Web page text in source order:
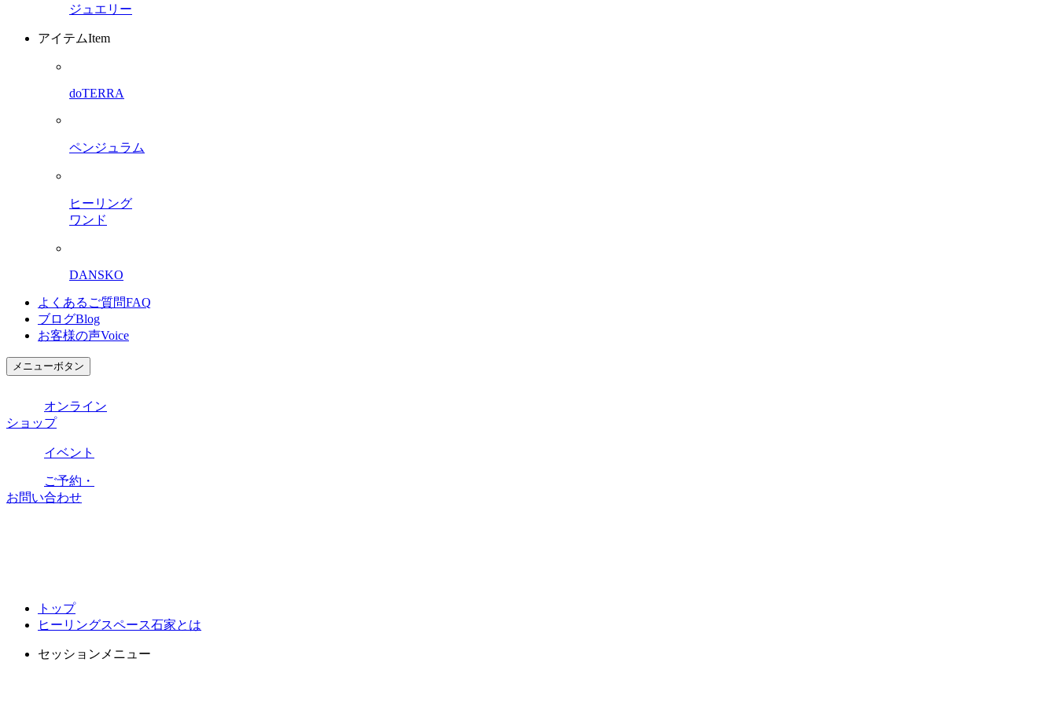
ジュエリー
アイテムItem
doTERRA
ペンジュラム
ヒーリング
ワンド
DANSKO
よくあるご質問FAQ
ブログBlog
お客様の声Voice
メニューボタン
オンライン
ショップ
イベント
ご予約・
お問い合わせ
トップ
ヒーリングスペース石家とは
セッションメニュー